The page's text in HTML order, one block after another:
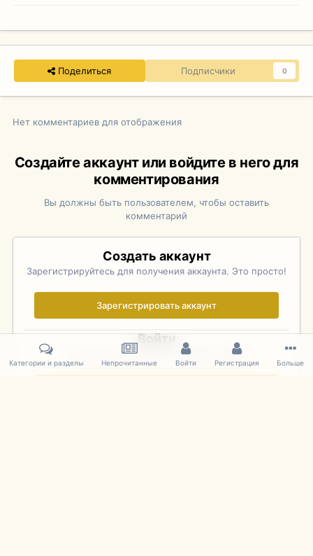
Поделиться Подписчики 0
Нет комментариев для отображения
Создайте аккаунт или войдите в него для
комментирования
Вы должны быть пользователем, чтобы оставить
комментарий
Создать аккаунт
Зарегистрируйтесь для получения аккаунта. Это просто!
Зарегистрировать аккаунт
Войти
Уже зарегистрированы? Войдите здесь.
Категории и разделы Непрочитанные Войти Регистрация Больше